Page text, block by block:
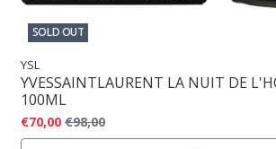
SOLD OUT
YSL
YVESSAINTLAURENT LA NUIT DE
100ML
€70,00 €98,00